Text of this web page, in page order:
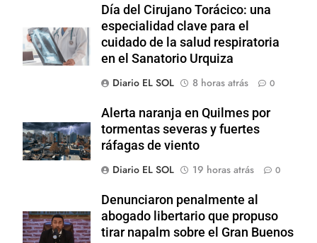
Día del Cirujano Torácico: una
especialidad clave para el
cuidado de la salud respiratoria
en el Sanatorio Urquiza
Diario EL SOL
8 horas atrás 0
Alerta naranja en Quilmes por
tormentas severas y fuertes
ráfagas de viento
Diario EL SOL
19 horas atrás 0
Denunciaron penalmente al
abogado libertario que propuso
tirar napalm sobre el Gran Buenos